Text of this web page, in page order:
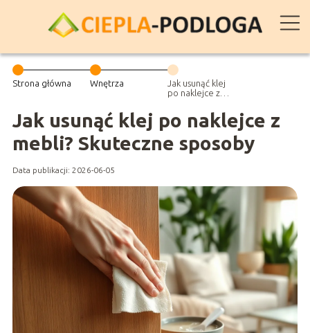
Strona główna Wnętrza
Jak usunąć klej
po naklejce z
sposoby
Jak usunąć klej po naklejce z
mebli? Skuteczne sposoby
Data publikacji: 2026-06-05